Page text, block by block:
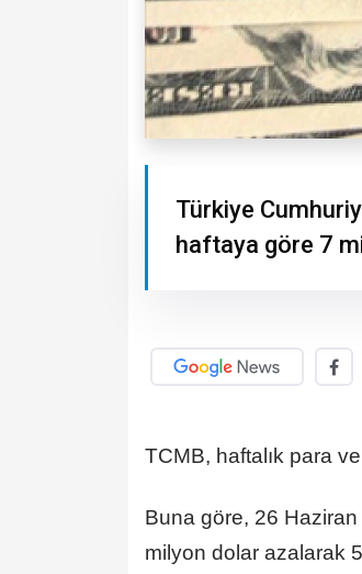
Türkiye
haftaya göre 7
TCMB, haftalık para
Buna göre, 26
milyon dolar azalarak